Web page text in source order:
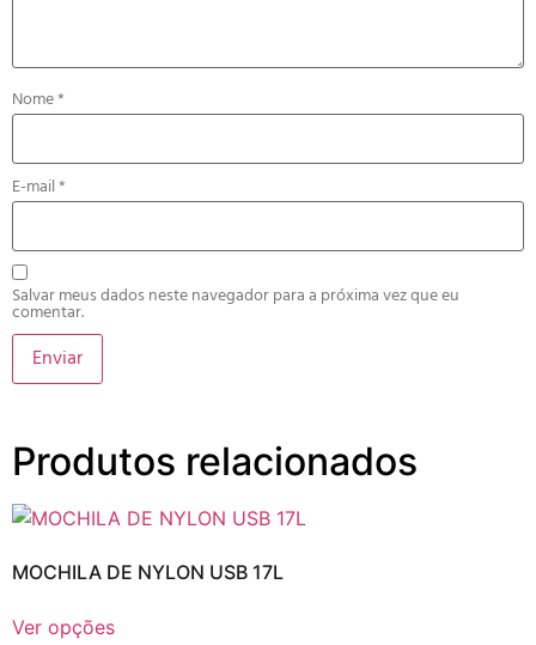
Nome*
E-mail*
Salvar meus dados neste navegador para a próxima vez que eu
comentar.
Produtos relacionados
MOCHILA DE NYLON USB 17L
Ver opções